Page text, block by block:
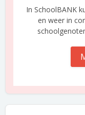
In SchoolBANK
en weer in